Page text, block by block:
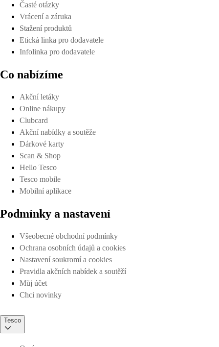
Časté otázky
Vrácení a záruka
Stažení produktů
Etická linka pro dodavatele
Infolinka pro dodavatele
Co nabízíme
Akční letáky
Online nákupy
Clubcard
Akční nabídky a soutěže
Dárkové karty
Scan & Shop
Hello Tesco
Tesco mobile
Mobilní aplikace
Podmínky a nastavení
Všeobecné obchodní podmínky
Ochrana osobních údajů a cookies
Nastavení soukromí a cookies
Pravidla akčních nabídek a soutěží
Můj účet
Chci novinky
Tesco